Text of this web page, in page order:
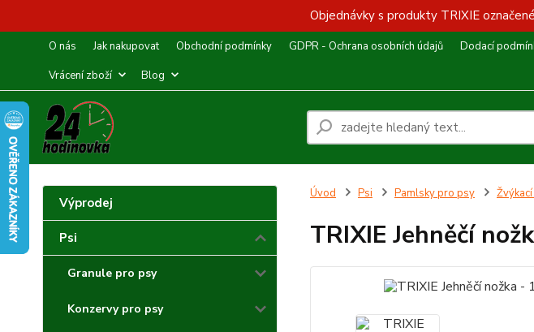
Objednávky s produkty TRIXIE
O nás Jak nakupovat Obchodní podmínky GDPR - Ochrana osobních údajů Dodací
Vrácení zboží
Blog
Výprodej
Psi
Granule pro psy
Konzervy pro psy
Úvod Psi Pamlsky pro psy
TRIXIE Jehněčí